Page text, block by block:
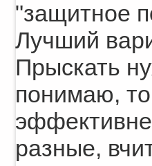
"защитное
Лучший
Прыскать
понимаю,
разные,